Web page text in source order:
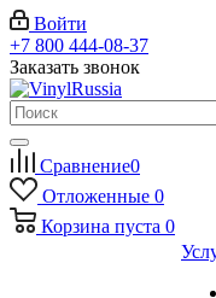
Войти
+7 800 444-08-37
Заказать звонок
Сравнение0
Отложенные 0
Корзина пуста 0